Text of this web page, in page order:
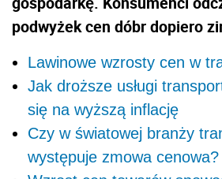
podwyżek cen dóbr dopiero
Lawinowe wzrosty cen w
Jak droższe usługi
się na wyższą inflację
Czy w światowej branży
występuje zmowa cenowa?